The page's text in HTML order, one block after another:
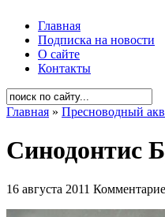
Главная
Подписка на новости
О сайте
Контакты
Главная » Пресноводный
Синодонтис
16 августа 2011